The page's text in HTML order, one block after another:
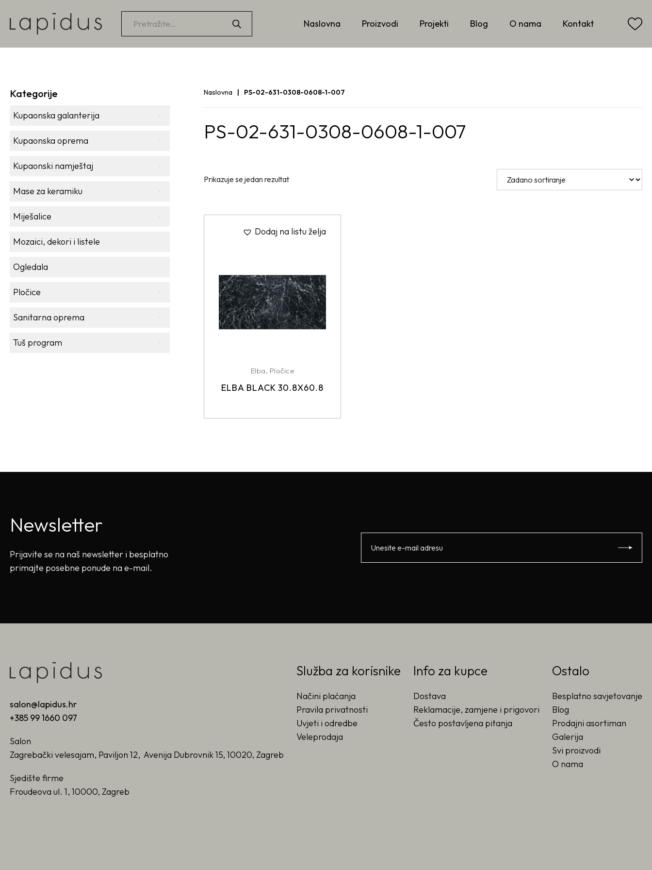
Products
search
Naslovna Proizvodi Projekti Blog O nama Kontakt
Kategorije
Kupaonska galanterija
Kupaonska oprema
Kupaonski namještaj
Mase za keramiku
Miješalice
Mozaici, dekori i listele
Ogledala
Pločice
Sanitarna oprema
Tuš program
Naslovna PS-02-631-0308-0608-1-007
PS-02-631-0308-0608-1-007
Prikazuje se jedan rezultat
Dodaj na listu želja
Elba, Pločice
ELBA BLACK 30.8X60.8
Newsletter
Prijavite se na naš newsletter i besplatno
primajte posebne ponude na e-mail.
salon@lapidus.hr
+385 99 1660 097
Salon
Zagrebački velesajam, Paviljon 12, Avenija Dubrovnik 15, 10020, Zagreb
Sjedište firme
Froudeova ul. 1, 10000, Zagreb
Služba za korisnike
Načini plaćanja
Pravila privatnosti
Uvjeti i odredbe
Veleprodaja
Info za kupce
Dostava
Reklamacije, zamjene i prigovori
Često postavljena pitanja
Ostalo
Besplatno savjetovanje
Blog
Prodajni asortiman
Galerija
Svi proizvodi
O nama